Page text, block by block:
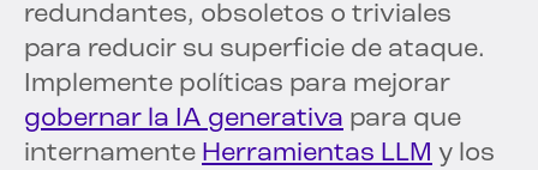
redundantes, obsoletos o triviales
para reducir su superficie de ataque.
Implemente políticas para mejorar
gobernar la IA generativa para que
internamente Herramientas LLM y los